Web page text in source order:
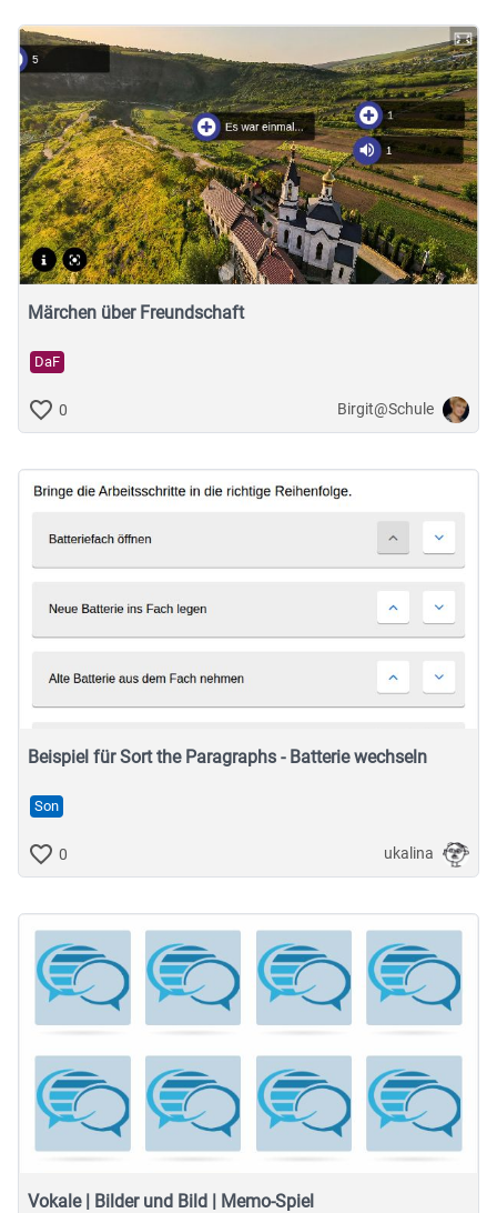
Märchen über Freundschaft
DaF
0 Birgit@Schule
Beispiel für Sort the Paragraphs - Batterie wechseln
Son
0 ukalina
Vokale | Bilder und Bild | Memo-Spiel